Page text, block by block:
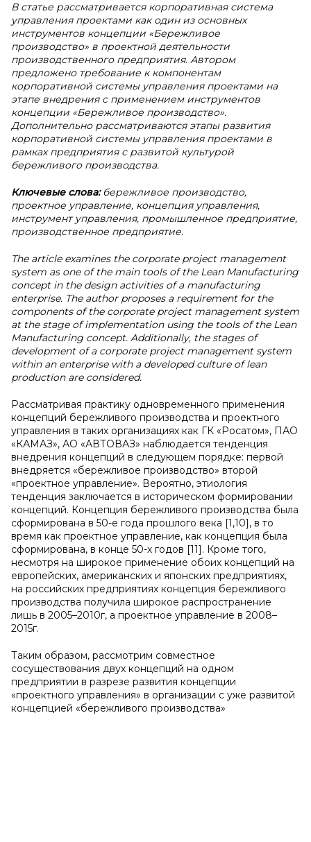
В статье рассматривается корпоративная система
управления проектами как один из основных
инструментов концепции «Бережливое
производство» в проектной деятельности
производственного предприятия. Автором
предложено требование к компонентам
корпоративной системы управления проектами на
этапе внедрения с применением инструментов
концепции «Бережливое производство».
Дополнительно рассматриваются этапы развития
корпоративной системы управления проектами в
рамках предприятия с развитой культурой
бережливого производства.
Ключевые слова:бережливое производство,
проектное управление, концепция управления,
инструмент управления, промышленное предприятие,
производственное предприятие.
The article examines the corporate project management
system as one of the main tools of the Lean Manufacturing
concept in the design activities of a manufacturing
enterprise. The author proposes a requirement for the
components of the corporate project management system
at the stage of implementation using the tools of the Lean
Manufacturing concept. Additionally, the stages of
development of a corporate project management system
within an enterprise with a developed culture of lean
production are considered.
Рассматривая практику одновременного применения
концепций бережливого производства и проектного
управления в таких организациях как ГК «Росатом», ПАО
«КАМАЗ», АО «АВТОВАЗ» наблюдается тенденция
внедрения концепций в следующем порядке: первой
внедряется «бережливое производство» второй
«проектное управление». Вероятно, этиология
тенденция заключается в историческом формировании
концепций. Концепция бережливого производства была
сформирована в 50-е года прошлого века [1,10], в то
время как проектное управление, как концепция была
сформирована, в конце 50-х годов [11]. Кроме того,
несмотря на широкое применение обоих концепций на
европейских, американских и японских предприятиях,
на российских предприятиях концепция бережливого
производства получила широкое распространение
лишь в 2005–2010г, а проектное управление в 2008–
2015г.
Таким образом, рассмотрим совместное
сосуществования двух концепций на одном
предприятии в разрезе развития концепции
«проектного управления» в организации с уже развитой
концепцией «бережливого производства»